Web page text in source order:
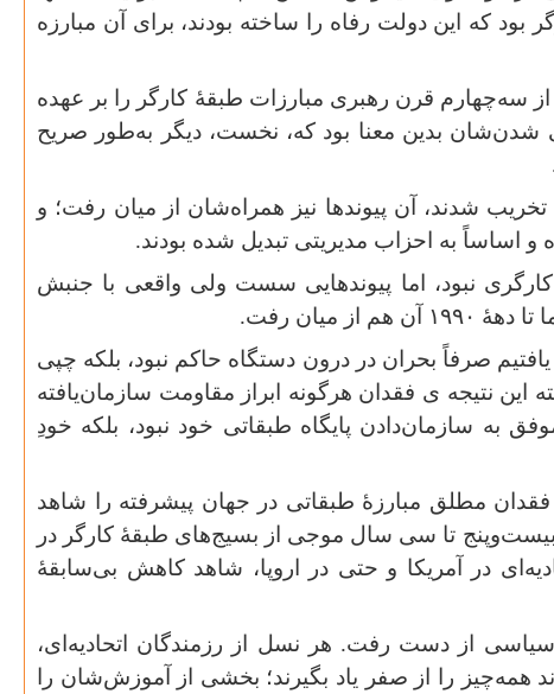
که این دولت رفاه را ساخته بودند، برای آن مبارزه
سه‌چهارم قرن رهبری مبارزات طبقهٔ کارگر را بر عهده
بدین معنا بود که، نخست، دیگر به‌طور صریح
شدند، آن پیوندها نیز همراه‌شان از میان رفت؛ و
اساساً به احزاب مدیریتی تبدیل شده بودند.
نبود، اما پیوندهایی سست ولی واقعی با جنبش
تا دههٔ ۱۹۹۰ آن هم از میان رفت.
صرفاً بحران در درون دستگاه حاکم نبود، بلکه چپی
نتیجه ی فقدان هرگونه ابراز مقاومت سازمان‌یافته
به سازمان‌دادن پایگاه طبقاتی خود نبود، بلکه خودِ
فقدان مطلق مبارزهٔ طبقاتی در جهان پیشرفته را شاهد
بیست‌وپنج تا سی سال موجی از بسیج‌های طبقهٔ کارگر در
در آمریکا و حتی در اروپا، شاهد کاهش بی‌سابقهٔ
از دست رفت. هر نسل از رزمندگان اتحادیه‌ای،
همه‌چیز را از صفر یاد بگیرند؛ بخشی از آموزش‌شان را